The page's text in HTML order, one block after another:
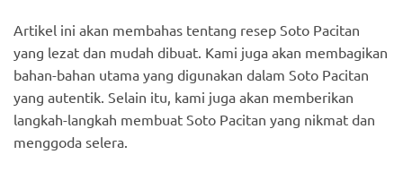
Artikel ini akan membahas tentang resep Soto Pacitan
yang lezat dan mudah dibuat. Kami juga akan membagikan
bahan-bahan utama yang digunakan dalam Soto Pacitan
yang autentik. Selain itu, kami juga akan memberikan
langkah-langkah membuat Soto Pacitan yang nikmat dan
menggoda selera.